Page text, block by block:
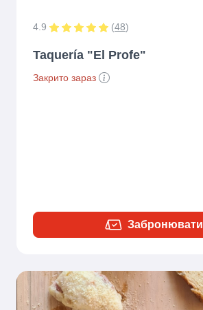
4.9 (48)
Taquería "El Profe"
Закрито зараз
Забронювати